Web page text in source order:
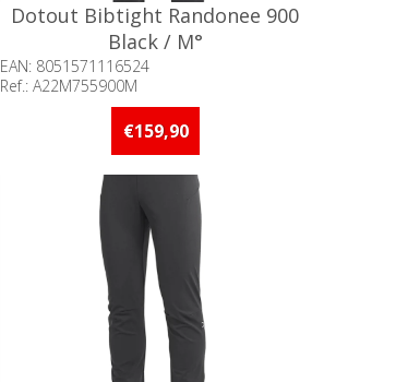
Dotout Bibtight Randonee 900
Black / M°
EAN: 8051571116524
Ref.: A22M755900M
Beschikbaarheid:: 5 stuks of meer op
€159,90